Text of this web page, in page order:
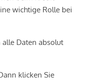
wichtige Rolle bei
Daten absolut
klicken Sie